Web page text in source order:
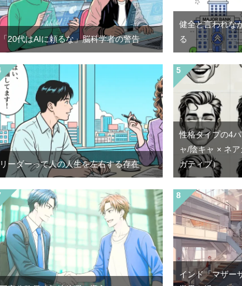
「20代はAIに頼るな」脳科学者の警告
健全と言われな
る
リーダーって人の人生を左右する存在
性格タイプの4
ャ/陰キャ × ネ
ガティブ）
インド「マザー